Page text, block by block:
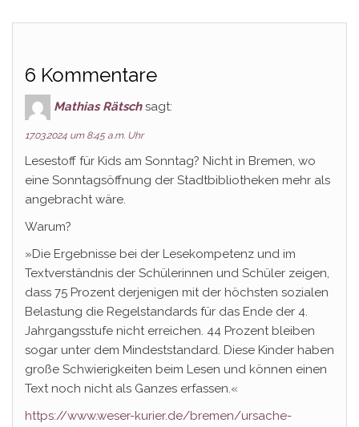
6 Kommentare
Mathias Rätsch sagt:
17.03.2024 um 8:45 a.m. Uhr
Lesestoff für Kids am Sonntag? Nicht in Bremen, wo
eine Sonntagsöffnung der Stadtbibliotheken mehr als
angebracht wäre.
Warum?
»Die Ergebnisse bei der Lesekompetenz und im
Textverständnis der Schülerinnen und Schüler zeigen,
dass 75 Prozent derjenigen mit der höchsten sozialen
Belastung die Regelstandards für das Ende der 4.
Jahrgangsstufe nicht erreichen. 44 Prozent bleiben
sogar unter dem Mindeststandard. Diese Kinder haben
große Schwierigkeiten beim Lesen und können einen
Text noch nicht als Ganzes erfassen.«
https://www.weser-kurier.de/bremen/ursache-